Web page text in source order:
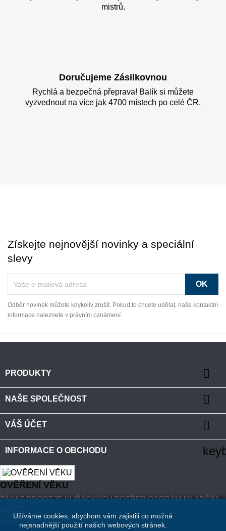
mistrů.
Doručujeme Zásilkovnou
Rychlá a bezpečná přeprava! Balík si můžete
vyzvednout na více jak 4700 místech po celé ČR.
Získejte nejnovější novinky a speciální
slevy
Odběr novinek můžete kdykoliv zrušit. Pokud to chcete udělat, naše kontaktní
informace naleznete v právním oznámení.
PRODUKTY 
NAŠE SPOLEČNOST 
VÁŠ ÚČET 
INFORMACE O OBCHODU
OVĚŘENÍ VĚKU
ZÁKAZ PRODEJE KUŘÁCKÝCH POTŘEB OSOBÁM MLADŠÍM
Zadejte své datum narození
Užíváme cookies, abychom vám zajistili co možná
nejsnadnější použití našich webových stránek.